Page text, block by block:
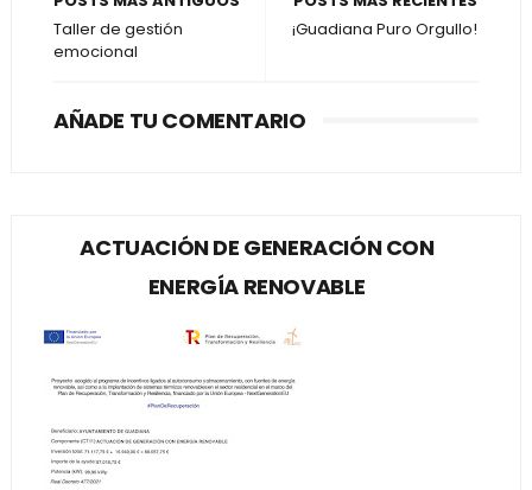
¡Guadiana Puro Orgullo!
Taller de gestión
emocional
AÑADE TU COMENTARIO
ACTUACIÓN DE GENERACIÓN CON
ENERGÍA RENOVABLE